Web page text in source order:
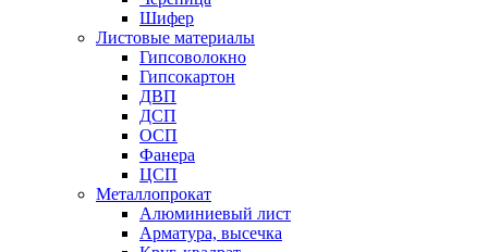
Шифер
Листовые материалы
Гипсоволокно
Гипсокартон
ДВП
ДСП
ОСП
Фанера
ЦСП
Металлопрокат
Алюминиевый лист
Арматура, высечка